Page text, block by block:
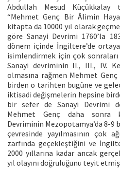
Abdullah Mesud Küçükkalay
“Mehmet Genç Bir Âlimin
kitapta da 10000 yıl olarak
göre Sanayi Devrimi 1760’la
dönem içinde İngiltere’de
isimlendirmek için çok sonraları
Sanayi devriminin II., III., IV.
olmasına rağmen Mehmet
birden o tarihten bugüne ve
iktisadi değişmelerin hepsine
bir sefer de Sanayi Devrimi
Mehmet Genç daha sonra
Devriminin Mezopotamya’da 8-9
çevresinde yayılmasının çok
zarfında geçekleştiğini ve
2000 yıllarına kadar ancak
yıl olayını doğruluğunu teyit